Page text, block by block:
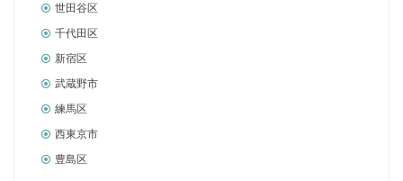
世田谷区
千代田区
新宿区
武蔵野市
練馬区
西東京市
豊島区